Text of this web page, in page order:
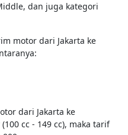
dan juga kategori
motor dari Jakarta ke
dari Jakarta ke
cc - 149 cc), maka tarif